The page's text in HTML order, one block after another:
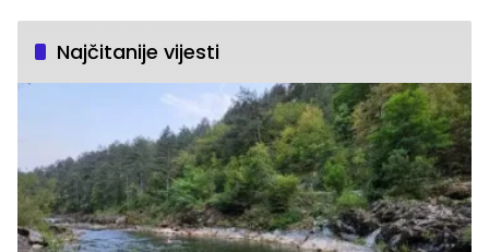
Najčitanije vijesti